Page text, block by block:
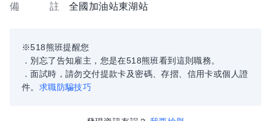
備 註 全國加油站東湖站
※518熊班提醒您
．別忘了告知雇主，您是在518熊班看到這則職務。
．面試時，請勿交付提款卡及密碼、存摺、信用卡或個人證
件。 求職防騙技巧